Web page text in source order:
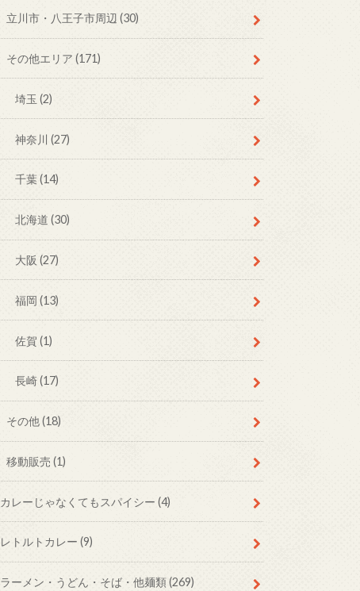
立川市・八王子市周辺 (30)
その他エリア (171)
埼玉(2)
神奈川(27)
千葉(14)
北海道(30)
大阪(27)
福岡(13)
佐賀(1)
長崎(17)
その他(18)
移動販売 (1)
カレーじゃなくてもスパイシー(4)
レトルトカレー(9)
ラーメン・うどん・そば・他麺類(269)